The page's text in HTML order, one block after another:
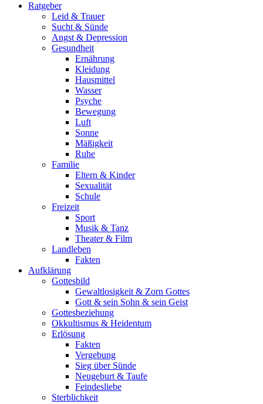
Ratgeber
Leid & Trauer
Sucht & Sünde
Angst & Depression
Gesundheit
Ernährung
Kleidung
Hausmittel
Wasser
Psyche
Bewegung
Luft
Sonne
Mäßigkeit
Ruhe
Familie
Eltern & Kinder
Sexualität
Schule
Freizeit
Sport
Musik & Tanz
Theater & Film
Landleben
Fakten
Aufklärung
Gottesbild
Gewaltlosigkeit & Zorn Gottes
Gott & sein Sohn & sein Geist
Gottesbeziehung
Okkultismus & Heidentum
Erlösung
Fakten
Vergebung
Sieg über Sünde
Neugeburt & Taufe
Feindesliebe
Sterblichkeit